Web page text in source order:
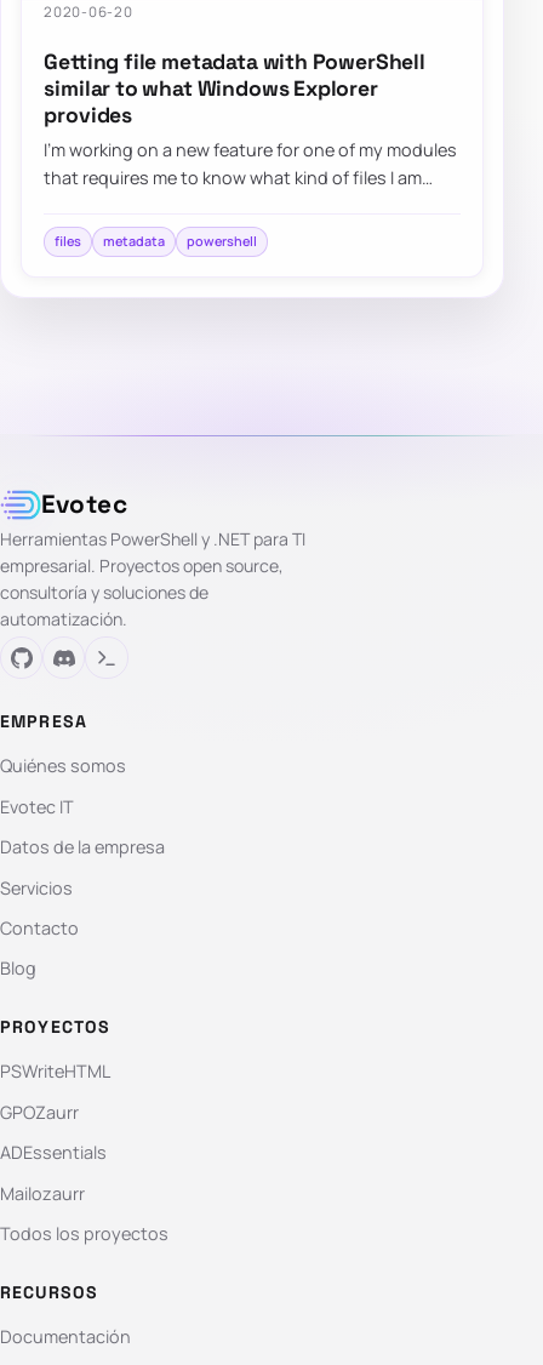
2020-06-20
Getting file metadata with PowerShell
similar to what Windows Explorer
provides
I’m working on a new feature for one of my modules
that requires me to know what kind of files I am
files metadata powershell
Evotec
Herramientas PowerShell y .NET para TI
empresarial. Proyectos open source,
consultoría y soluciones de
automatización.
EMPRESA
Quiénes somos
Evotec IT
Datos de la empresa
Servicios
Contacto
Blog
PROYECTOS
PSWriteHTML
GPOZaurr
ADEssentials
Mailozaurr
Todos los proyectos
RECURSOS
Documentación